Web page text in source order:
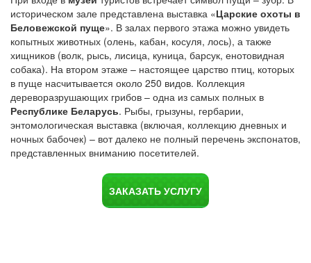
историческом зале представлена выставка «Царские охоты в
Беловежской пуще». В залах первого этажа можно увидеть
копытных животных (олень, кабан, косуля, лось), а также
хищников (волк, рысь, лисица, куница, барсук, енотовидная
собака). На втором этаже – настоящее царство птиц, которых
в пуще насчитывается около 250 видов. Коллекция
дереворазрушающих грибов – одна из самых полных в
Республике Беларусь. Рыбы, грызуны, гербарии,
энтомологическая выставка (включая, коллекцию дневных и
ночных бабочек) – вот далеко не полный перечень экспонатов,
представленных вниманию посетителей.
ЗАКАЗАТЬ УСЛУГУ